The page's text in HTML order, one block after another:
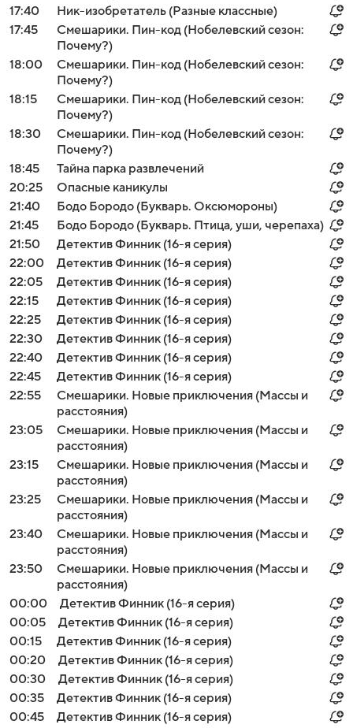
17:40
Ник-изобретатель (Разные классные)
17:45
Смешарики. Пин-код (Нобелевский сезон:
Почему?)
18:00
Смешарики. Пин-код (Нобелевский сезон:
Почему?)
18:15
Смешарики. Пин-код (Нобелевский сезон:
Почему?)
18:30
Смешарики. Пин-код (Нобелевский сезон:
Почему?)
18:45
Тайна парка развлечений
20:25
Опасные каникулы
21:40
Бодо Бородо (Букварь. Оксюмороны)
21:45
Бодо Бородо (Букварь. Птица, уши, черепаха)
21:50
Детектив Финник (16-я серия)
22:00
Детектив Финник (16-я серия)
22:05
Детектив Финник (16-я серия)
22:15
Детектив Финник (16-я серия)
22:25
Детектив Финник (16-я серия)
22:30
Детектив Финник (16-я серия)
22:40
Детектив Финник (16-я серия)
22:45
Детектив Финник (16-я серия)
22:55
Смешарики. Новые приключения (Массы и
расстояния)
23:05
Смешарики. Новые приключения (Массы и
расстояния)
23:15
Смешарики. Новые приключения (Массы и
расстояния)
23:25
Смешарики. Новые приключения (Массы и
расстояния)
23:40
Смешарики. Новые приключения (Массы и
расстояния)
23:50
Смешарики. Новые приключения (Массы и
расстояния)
00:00
Детектив Финник (16-я серия)
00:05
Детектив Финник (16-я серия)
00:15
Детектив Финник (16-я серия)
00:20
Детектив Финник (16-я серия)
00:30
Детектив Финник (16-я серия)
00:35
Детектив Финник (16-я серия)
00:45
Детектив Финник (16-я серия)